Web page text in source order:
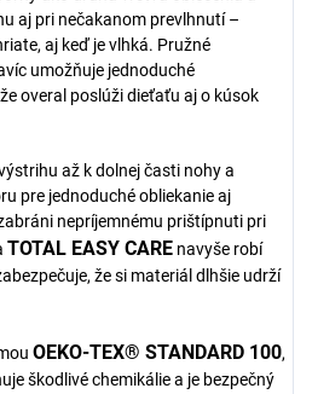
aj pri nečakanom prevlhnutí –
aj keď je vlhká. Pružné
umožňuje jednoduché
overal poslúži dieťaťu aj o kúsok
až k dolnej časti nohy a
pre jednoduché obliekanie aj
nepríjemnému prištípnuti pri
TOTAL EASY CARE navyše robí
že si materiál dlhšie udrží
OEKO-TEX® STANDARD 100,
škodlivé chemikálie a je bezpečný